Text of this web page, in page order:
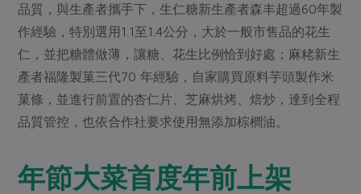
品質，與生產者攜手下，生仁糖新生產者森丰超過60年製
作經驗，特別選用1.1至1.4公分，大於一般市售品的花生
仁，並把糖體做薄，讓糖、花生比例恰到好處；麻粩新生
產者福隆製菓三代70 年經驗，自家購買原料芋頭製作米
菓條，並進行前置的杏仁片、芝麻烘烤、焙炒，達到全程
品質管控，也依合作社要求使用無添加棕櫚油。
年節大菜首度年前上架